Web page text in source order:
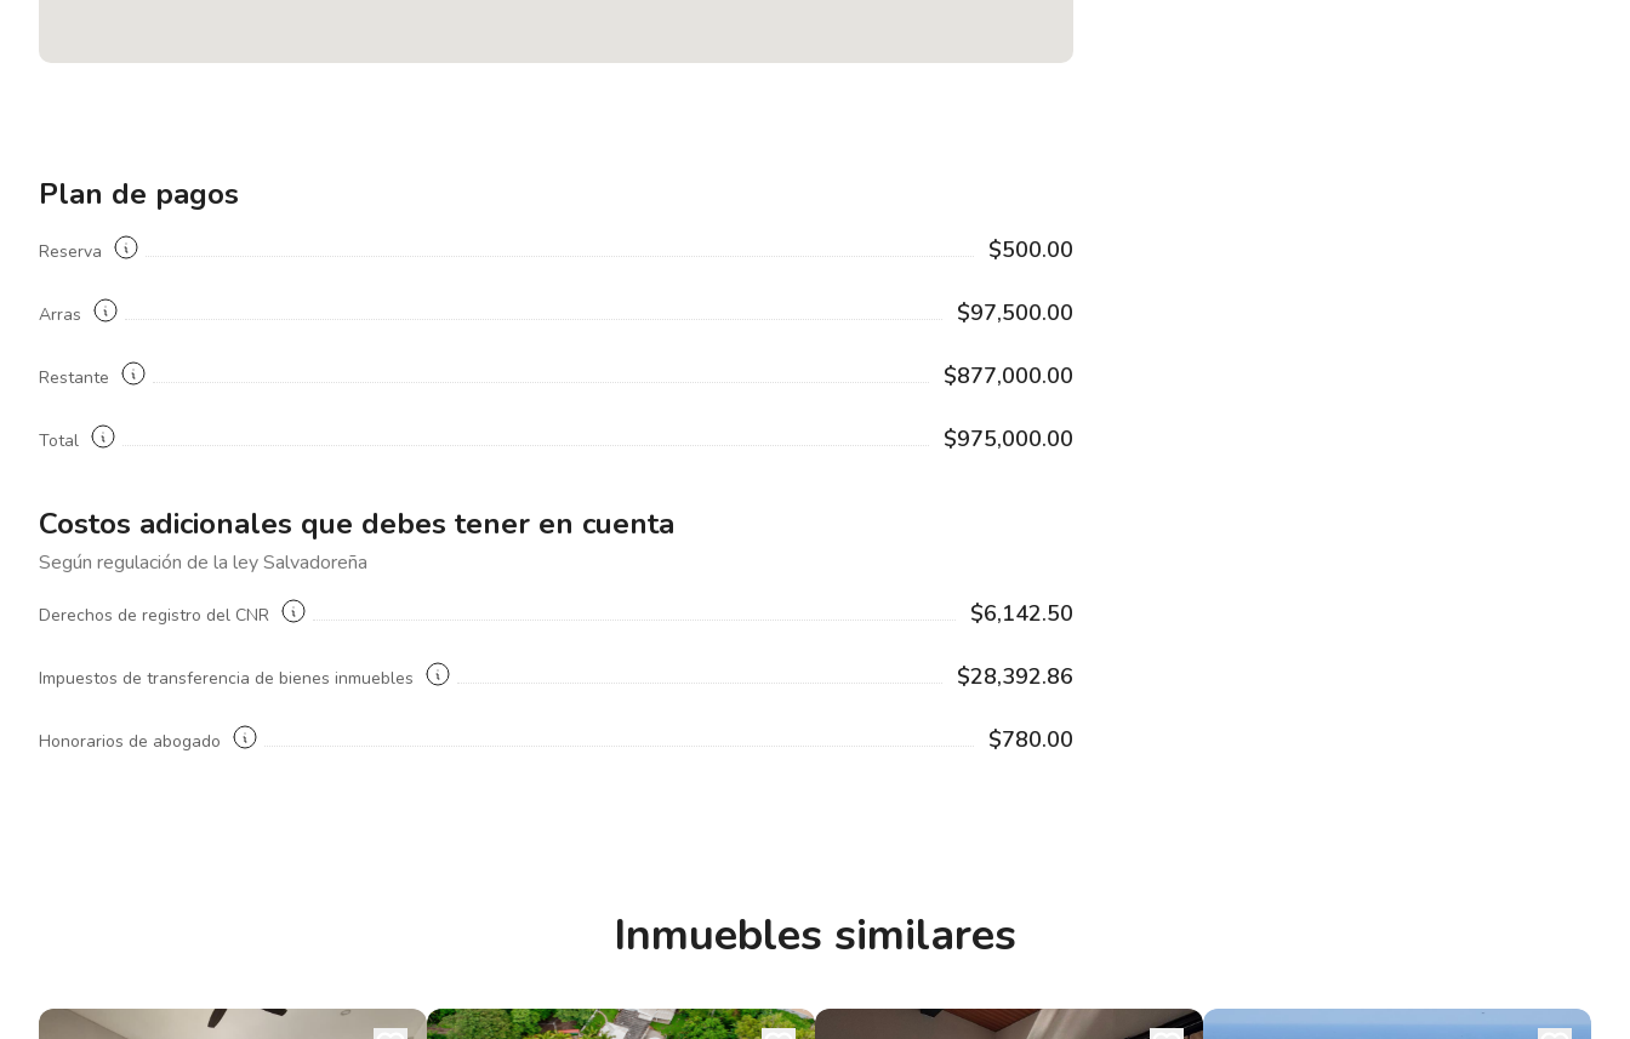
Plan de pagos
Reserva $500.00
Arras $97,500.00
Restante $877,000.00
Total $975,000.00
Costos adicionales que debes tener en cuenta
Según regulación de la leySalvadoreña
Derechos de registro del CNR $6,142.50
Impuestos de transferencia de bienes inmuebles $28,392.86
Honorarios de abogado $780.00
Inmuebles similares